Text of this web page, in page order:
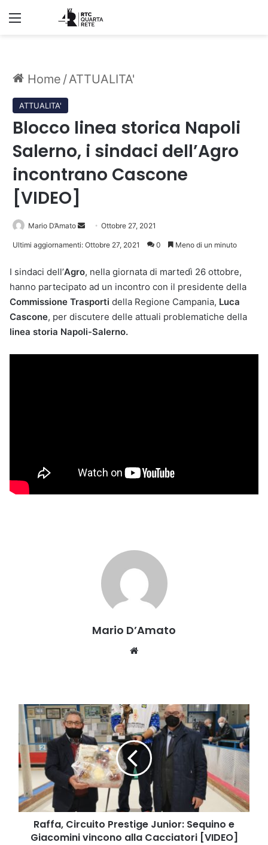
Menu
Home /ATTUALITA'
ATTUALITA'
Blocco linea storica Napoli
Salerno, i sindaci dell’Agro
incontrano Cascone
[VIDEO]
Mario D’Amato
Invia Ottobre 27, 2021
Ultimi aggiornamenti: Ottobre 27, 2021 0 Meno di un minuto
I sindaci dell’Agro, nella giornata di martedì 26 ottobre,
hanno partecipato ad un incontro con il presidente della
Commissione Trasporti della Regione Campania, Luca
Cascone, per discutere delle attuali problematiche della
linea storia Napoli-Salerno.
Mario D’Amato
Raffa,
Circuito
Prestige
Junior:
Sequino
e
Giacomini
vincono
alla
Cacciatori
[VIDEO]
Raffa, Circuito Prestige Junior: Sequino e
Giacomini vincono alla Cacciatori [VIDEO]